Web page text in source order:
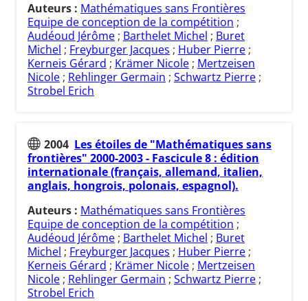
Auteurs : Mathématiques sans Frontières
Equipe de conception de la compétition ;
Audéoud Jérôme ; Barthelet Michel ; Buret
Michel ; Freyburger Jacques ; Huber Pierre ;
Kerneis Gérard ; Krämer Nicole ; Mertzeisen
Nicole ; Rehlinger Germain ; Schwartz Pierre ;
Strobel Erich
2004 Les étoiles de "Mathématiques sans
frontières" 2000-2003 - Fascicule 8 : édition
internationale (français, allemand, italien,
anglais, hongrois, polonais, espagnol).
Auteurs : Mathématiques sans Frontières
Equipe de conception de la compétition ;
Audéoud Jérôme ; Barthelet Michel ; Buret
Michel ; Freyburger Jacques ; Huber Pierre ;
Kerneis Gérard ; Krämer Nicole ; Mertzeisen
Nicole ; Rehlinger Germain ; Schwartz Pierre ;
Strobel Erich